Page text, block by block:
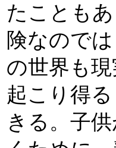
たことも
険なので
の世界も
起こり得
きる。子